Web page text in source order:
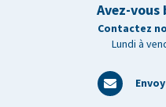
Avez-vous
Contactez
Lundi à